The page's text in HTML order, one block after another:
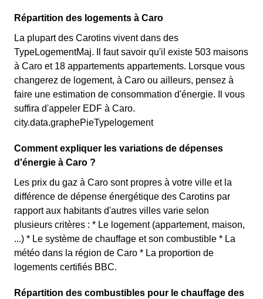
Répartition des logements à Caro
La plupart des Carotins vivent dans des
TypeLogementMaj. Il faut savoir qu'il existe 503 maisons
à Caro et 18 appartements appartements. Lorsque vous
changerez de logement, à Caro ou ailleurs, pensez à
faire une estimation de consommation d'énergie. Il vous
suffira d'appeler EDF à Caro.
city.data.graphePieTypelogement
Comment expliquer les variations de dépenses
d'énergie à Caro ?
Les prix du gaz à Caro sont propres à votre ville et la
différence de dépense énergétique des Carotins par
rapport aux habitants d'autres villes varie selon
plusieurs critères : * Le logement (appartement, maison,
...) * Le système de chauffage et son combustible * La
météo dans la région de Caro * La proportion de
logements certifiés BBC.
Répartition des combustibles pour le chauffage des